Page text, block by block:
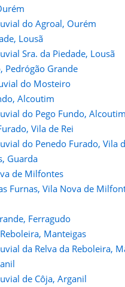
do Agroal, Ourém
Lousã
Sra. da Piedade, Lousã
Pedrógão Grande
do Mosteiro
Alcoutim
do Pego Fundo, Alcoutim
Vila de Rei
do Penedo Furado, Vila
Guarda
de Milfontes
Furnas, Vila Nova de
Ferragudo
Manteigas
da Relva da Reboleira,
de Côja, Arganil